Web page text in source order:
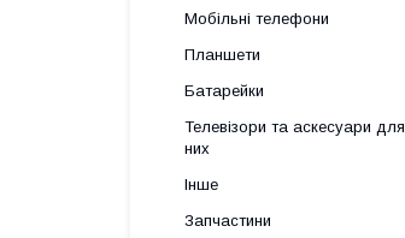
Мобільні телефони
Планшети
Батарейки
Телевізори та аскесуари для
них
Інше
Запчастини